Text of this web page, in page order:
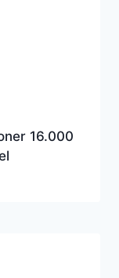
16.000